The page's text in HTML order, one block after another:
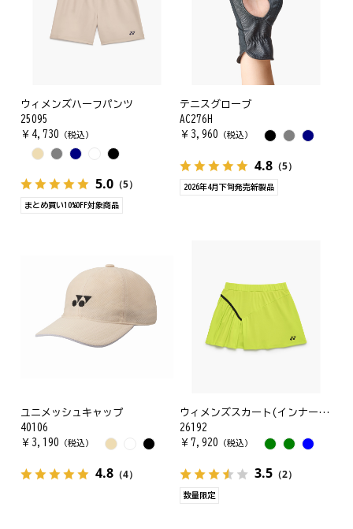
ウィメンズハーフパンツ
25095
￥ 4,730 （税込）
5.0 （5）
まとめ買い10%OFF対象商品
テニスグローブ
AC276H
￥ 3,960 （税込）
4.8（5）
2026年4月下旬発売新製品
ユニメッシュキャップ
40106
￥ 3,190 （税込）
4.8 （4）
ウィメンズスカート(インナースパッツ付)
26192
￥ 7,920 （税込）
3.5（2）
数量限定